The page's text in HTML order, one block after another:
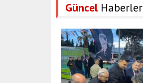
GüncelHaberler